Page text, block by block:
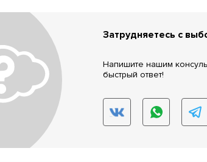
Затрудняетесь с
Напишите нашим
быстрый ответ!